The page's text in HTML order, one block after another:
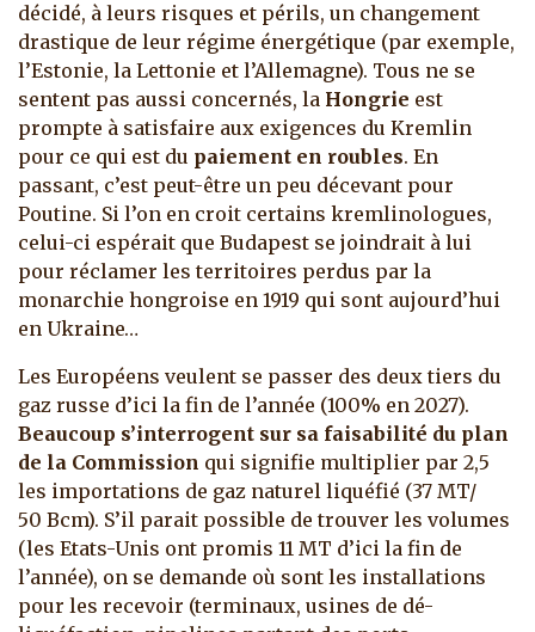
décidé, à leurs risques et périls, un changement
drastique de leur régime énergétique (par exemple,
l’Estonie, la Lettonie et l’Allemagne). Tous ne se
sentent pas aussi concernés, la Hongrie est
prompte à satisfaire aux exigences du Kremlin
pour ce qui est du paiement en roubles. En
passant, c’est peut-être un peu décevant pour
Poutine. Si l’on en croit certains kremlinologues,
celui-ci espérait que Budapest se joindrait à lui
pour réclamer les territoires perdus par la
monarchie hongroise en 1919 qui sont aujourd’hui
en Ukraine…
Les Européens veulent se passer des deux tiers du
gaz russe d’ici la fin de l’année (100% en 2027).
Beaucoup s’interrogent sur sa faisabilité du plan
de la Commission qui signifie multiplier par 2,5
les importations de gaz naturel liquéfié (37 MT/
50 Bcm). S’il parait possible de trouver les volumes
(les Etats-Unis ont promis 11 MT d’ici la fin de
l’année), on se demande où sont les installations
pour les recevoir (terminaux, usines de dé-